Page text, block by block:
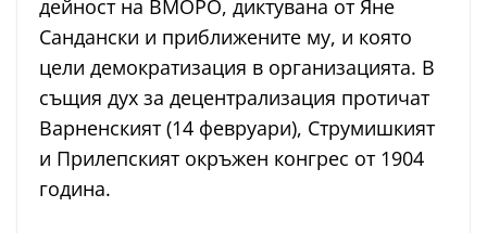
дейност на ВМОРО, диктувана от Яне
Сандански и приближените му, и която
цели демократизация в организацията. В
същия дух за децентрализация протичат
Варненският (14 февруари), Струмишкият
и Прилепският окръжен конгрес от 1904
година.